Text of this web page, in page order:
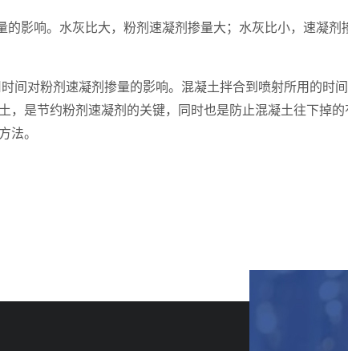
的影响。水灰比大，粉剂速凝剂掺量大；水灰比小，速凝
间对粉剂速凝剂掺量的影响。混凝土拌合到喷射所用的时
，是节约粉剂速凝剂的关键，同时也是防止混凝土往下掉
法。